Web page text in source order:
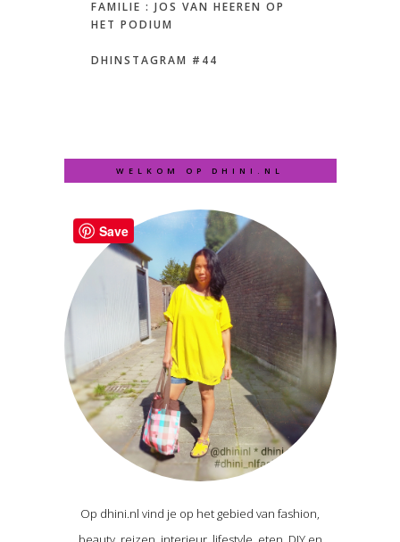
FAMILIE : JOS VAN HEEREN OP
HET PODIUM
DHINSTAGRAM #44
WELKOM OP DHINI.NL
Op dhini.nl vind je op het gebied van fashion,
Save